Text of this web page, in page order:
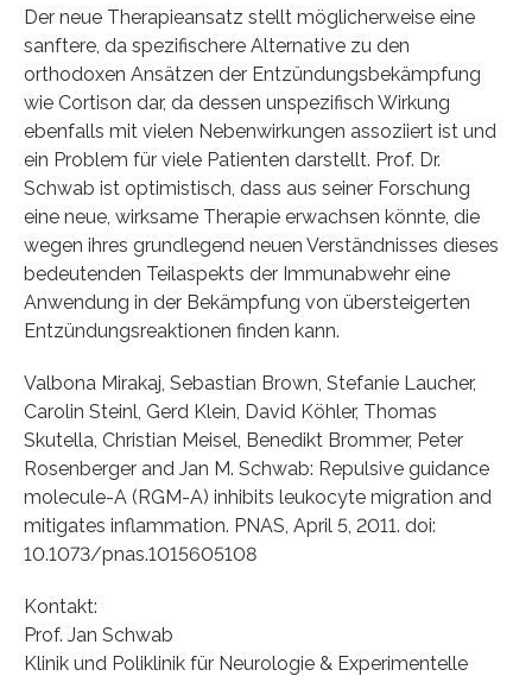
Der neue Therapieansatz stellt möglicherweise eine
sanftere, da spezifischere Alternative zu den
orthodoxen Ansätzen der Entzündungsbekämpfung
wie Cortison dar, da dessen unspezifisch Wirkung
ebenfalls mit vielen Nebenwirkungen assoziiert ist und
ein Problem für viele Patienten darstellt. Prof. Dr.
Schwab ist optimistisch, dass aus seiner Forschung
eine neue, wirksame Therapie erwachsen könnte, die
wegen ihres grundlegend neuen Verständnisses dieses
bedeutenden Teilaspekts der Immunabwehr eine
Anwendung in der Bekämpfung von übersteigerten
Entzündungsreaktionen finden kann.
Valbona Mirakaj, Sebastian Brown, Stefanie Laucher,
Carolin Steinl, Gerd Klein, David Köhler, Thomas
Skutella, Christian Meisel, Benedikt Brommer, Peter
Rosenberger and Jan M. Schwab: Repulsive guidance
molecule-A (RGM-A) inhibits leukocyte migration and
mitigates inflammation. PNAS, April 5, 2011. doi:
10.1073/pnas.1015605108
Kontakt:
Prof. Jan Schwab
Klinik und Poliklinik für Neurologie & Experimentelle